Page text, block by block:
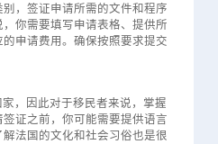
，签证申请所需的文件和程序
你需要填写申请表格、提供所
申请费用。确保按照要求提交
，因此对于移民者来说，掌握
证之前，你可能需要提供语言
法国的文化和社会习俗也是很